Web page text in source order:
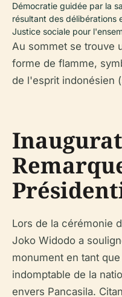
Démocratie guidée par la
résultant des délibérations
Justice sociale pour
Au sommet se trouve
forme de flamme,
de l'esprit indonésien (
Lors de la cérémonie
Joko Widodo a
monument en tant
indomptable de la
envers Pancasila.